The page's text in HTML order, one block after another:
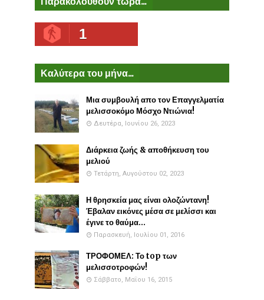
1
Καλύτερα του μήνα...
Μια συμβουλή απο τον Επαγγελματία
μελισσοκόμο Μόσχο Ντιώνια!
Δευτέρα, Ιουνίου 26, 2023
Διάρκεια ζωής & αποθήκευση του
μελιού
Τετάρτη, Αυγούστου 02, 2023
Η θρησκεία μας είναι ολοζώντανη!
Έβαλαν εικόνες μέσα σε μελίσσι και
έγινε το θαύμα...
Παρασκευή, Ιουλίου 01, 2016
ΤΡΟΦΟΜΕΛ: Το top των
μελισσοτροφών!
Σάββατο, Μαΐου 16, 2015